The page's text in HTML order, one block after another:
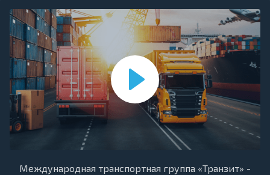
Международная транспортная группа «Транзит» -